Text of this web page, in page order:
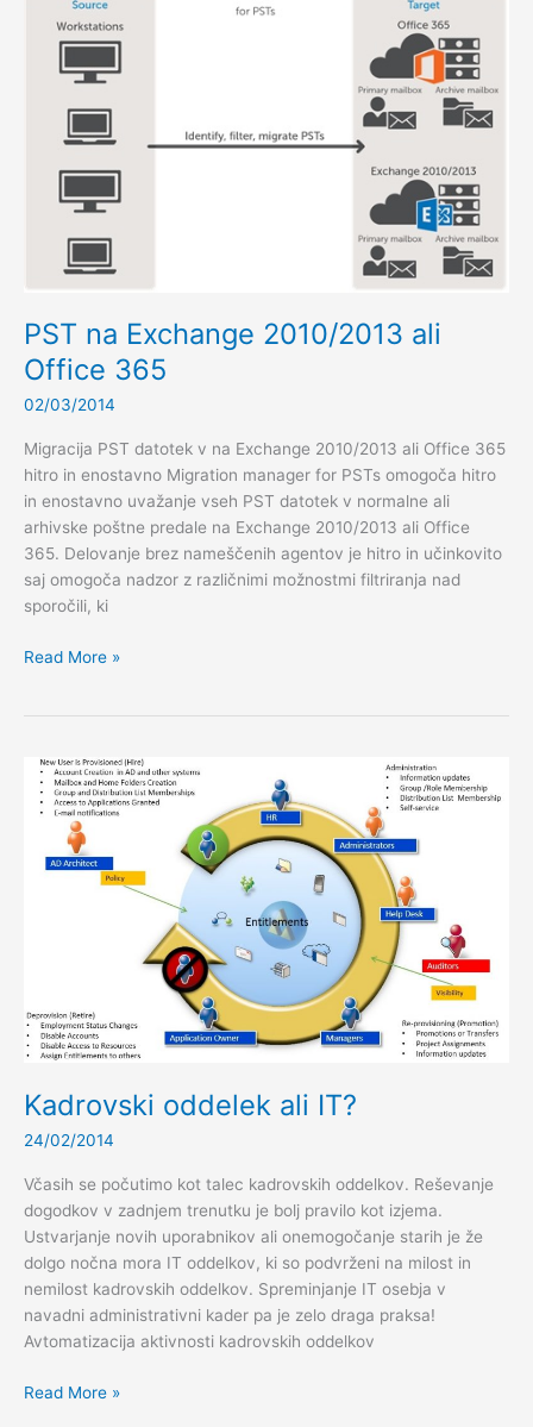
dostopov
2014
PST na Exchange 2010/2013 ali
Office 365
02/03/2014
Migracija PST datotek v na Exchange 2010/2013 ali Office 365
hitro in enostavno Migration manager for PSTs omogoča hitro
in enostavno uvažanje vseh PST datotek v normalne ali
arhivske poštne predale na Exchange 2010/2013 ali Office
365. Delovanje brez nameščenih agentov je hitro in učinkovito
saj omogoča nadzor z različnimi možnostmi filtriranja nad
sporočili, ki
PST
Office
365
Read More »
Kadrovski oddelek ali IT?
24/02/2014
Včasih se počutimo kot talec kadrovskih oddelkov. Reševanje
dogodkov v zadnjem trenutku je bolj pravilo kot izjema.
Ustvarjanje novih uporabnikov ali onemogočanje starih je že
dolgo nočna mora IT oddelkov, ki so podvrženi na milost in
nemilost kadrovskih oddelkov. Spreminjanje IT osebja v
navadni administrativni kader pa je zelo draga praksa!
Avtomatizacija aktivnosti kadrovskih oddelkov
Kadrovski
Read More »